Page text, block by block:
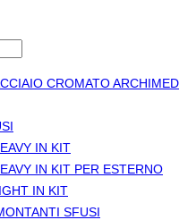
CROMATO
IN KIT
IN KIT PER ESTERNO
IN KIT
SFUSI